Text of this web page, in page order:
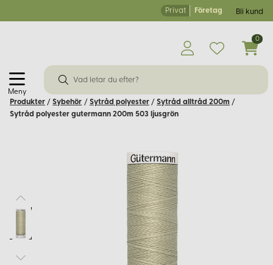
Privat Företag Bli kund
Meny
0
Produkter / Sybehör / Sytråd polyester / Sytråd alltråd 200m /
Sytråd polyester gutermann 200m 503 ljusgrön